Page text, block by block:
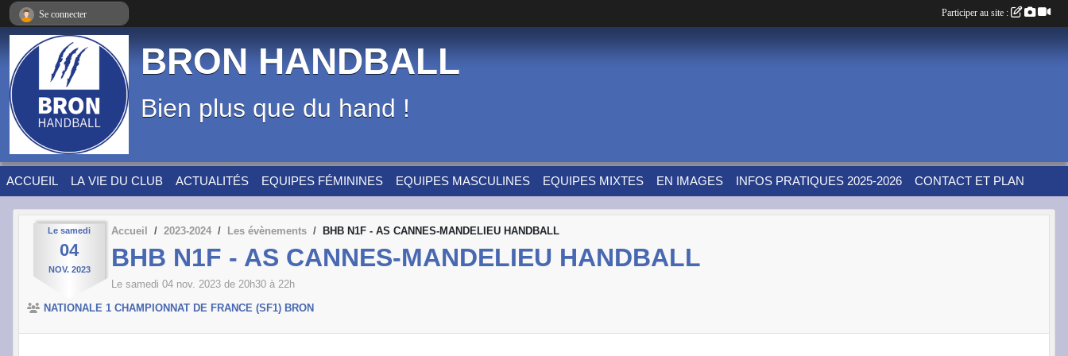
BRON HANDBALL
Bien plus que du hand !
ACCUEIL LA VIE DU CLUB ACTUALITÉS EQUIPES FÉMININES EQUIPES MASCULINES EQUIPES MIXTES EN IMAGES INFOS PRATIQUES 2025-2026 CONTACT ET PLAN
Le samedi
04
NOV. 2023
Accueil 2023-2024 Les évènements BHB N1F - AS CANNES-MANDELIEU HANDBALL
BHB N1F - AS CANNES-MANDELIEU HANDBALL
Le samedi 04 nov. 2023 de 20h30 à 22h
NATIONALE 1 CHAMPIONNAT DE FRANCE (SF1) BRON
Se connecter Participer au site :
Panneau de gestion des cookies